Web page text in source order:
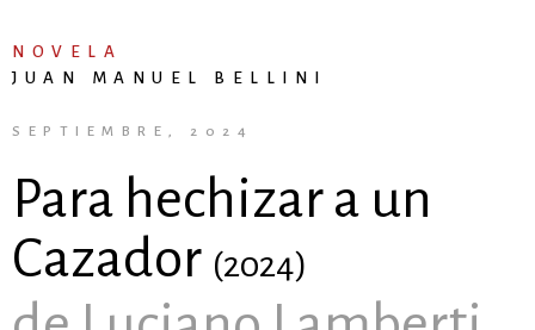
NOVELA
JUAN MANUEL BELLINI
SEPTIEMBRE, 2024
Para hechizar a un
Cazador (2024)